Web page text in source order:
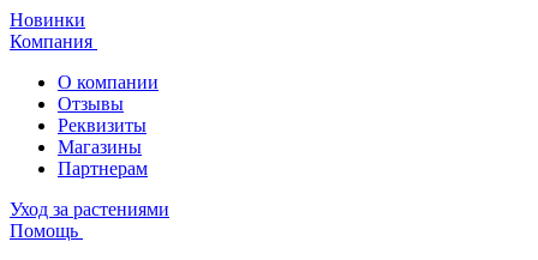
Новинки
Компания
О компании
Отзывы
Реквизиты
Магазины
Партнерам
Уход за растениями
Помощь